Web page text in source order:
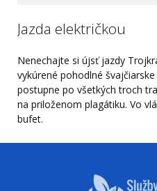
Jazda električkou
Nenechajte si újsť jazdy
vykúrené pohodlné
postupne po všetkých troch
na priloženom plagátiku. Vo
bufet.